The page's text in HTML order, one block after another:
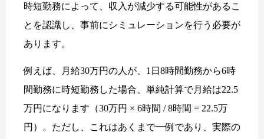
時短勤務によって、収入が減少する可能性があるこ
とを認識し、事前にシミュレーションを行う必要が
あります。
例えば、月給30万円の人が、1日8時間勤務から6時
間勤務に時短勤務した場合、単純計算で月給は22.5
万円になります（30万円 × 6時間 / 8時間 = 22.5万
円）。ただし、これはあくまで一例であり、実際の